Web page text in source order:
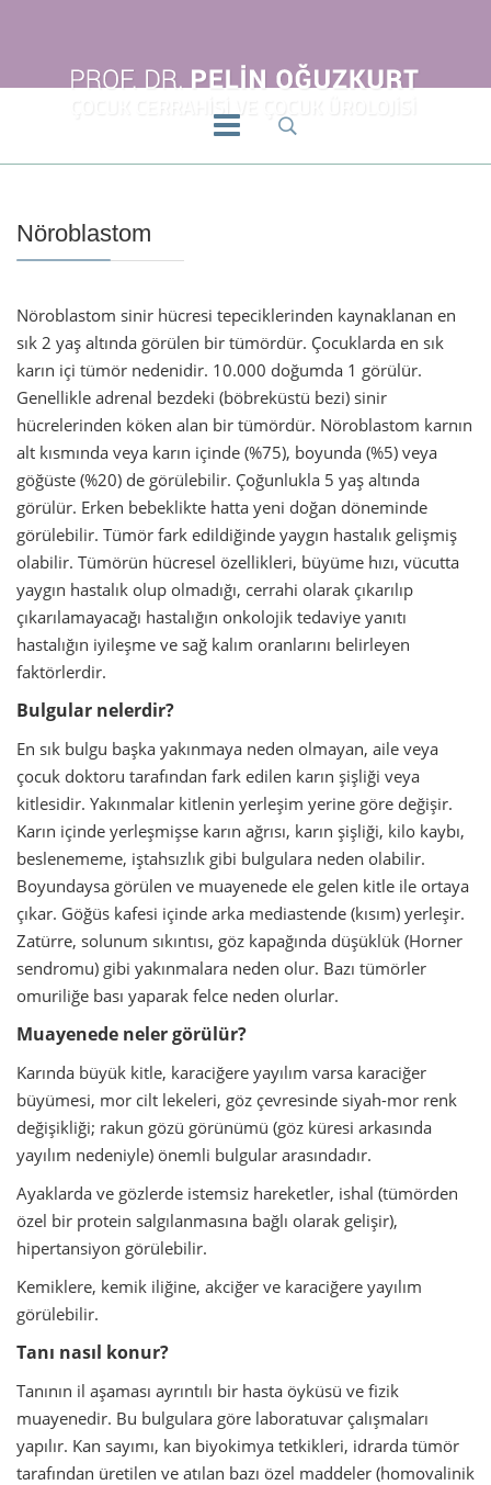
Nöroblastom
Nöroblastom sinir hücresi tepeciklerinden kaynaklanan en
sık 2 yaş altında görülen bir tümördür. Çocuklarda en sık
karın içi tümör nedenidir. 10.000 doğumda 1 görülür.
Genellikle adrenal bezdeki (böbreküstü bezi) sinir
hücrelerinden köken alan bir tümördür. Nöroblastom karnın
alt kısmında veya karın içinde (%75), boyunda (%5) veya
göğüste (%20) de görülebilir. Çoğunlukla 5 yaş altında
görülür. Erken bebeklikte hatta yeni doğan döneminde
görülebilir. Tümör fark edildiğinde yaygın hastalık gelişmiş
olabilir. Tümörün hücresel özellikleri, büyüme hızı, vücutta
yaygın hastalık olup olmadığı, cerrahi olarak çıkarılıp
çıkarılamayacağı hastalığın onkolojik tedaviye yanıtı
hastalığın iyileşme ve sağ kalım oranlarını belirleyen
faktörlerdir.
Bulgular nelerdir?
En sık bulgu başka yakınmaya neden olmayan, aile veya
çocuk doktoru tarafından fark edilen karın şişliği veya
kitlesidir. Yakınmalar kitlenin yerleşim yerine göre değişir.
Karın içinde yerleşmişse karın ağrısı, karın şişliği, kilo kaybı,
beslenememe, iştahsızlık gibi bulgulara neden olabilir.
Boyundaysa görülen ve muayenede ele gelen kitle ile ortaya
çıkar. Göğüs kafesi içinde arka mediastende (kısım) yerleşir.
Zatürre, solunum sıkıntısı, göz kapağında düşüklük (Horner
sendromu) gibi yakınmalara neden olur. Bazı tümörler
omuriliğe bası yaparak felce neden olurlar.
Muayenede neler görülür?
Karında büyük kitle, karaciğere yayılım varsa karaciğer
büyümesi, mor cilt lekeleri, göz çevresinde siyah-mor renk
değişikliği; rakun gözü görünümü (göz küresi arkasında
yayılım nedeniyle) önemli bulgular arasındadır.
Ayaklarda ve gözlerde istemsiz hareketler, ishal (tümörden
özel bir protein salgılanmasına bağlı olarak gelişir),
hipertansiyon görülebilir.
Kemiklere, kemik iliğine, akciğer ve karaciğere yayılım
görülebilir.
Tanı nasıl konur?
Tanının il aşaması ayrıntılı bir hasta öyküsü ve fizik
muayenedir. Bu bulgulara göre laboratuvar çalışmaları
yapılır. Kan sayımı, kan biyokimya tetkikleri, idrarda tümör
tarafından üretilen ve atılan bazı özel maddeler (homovalinik